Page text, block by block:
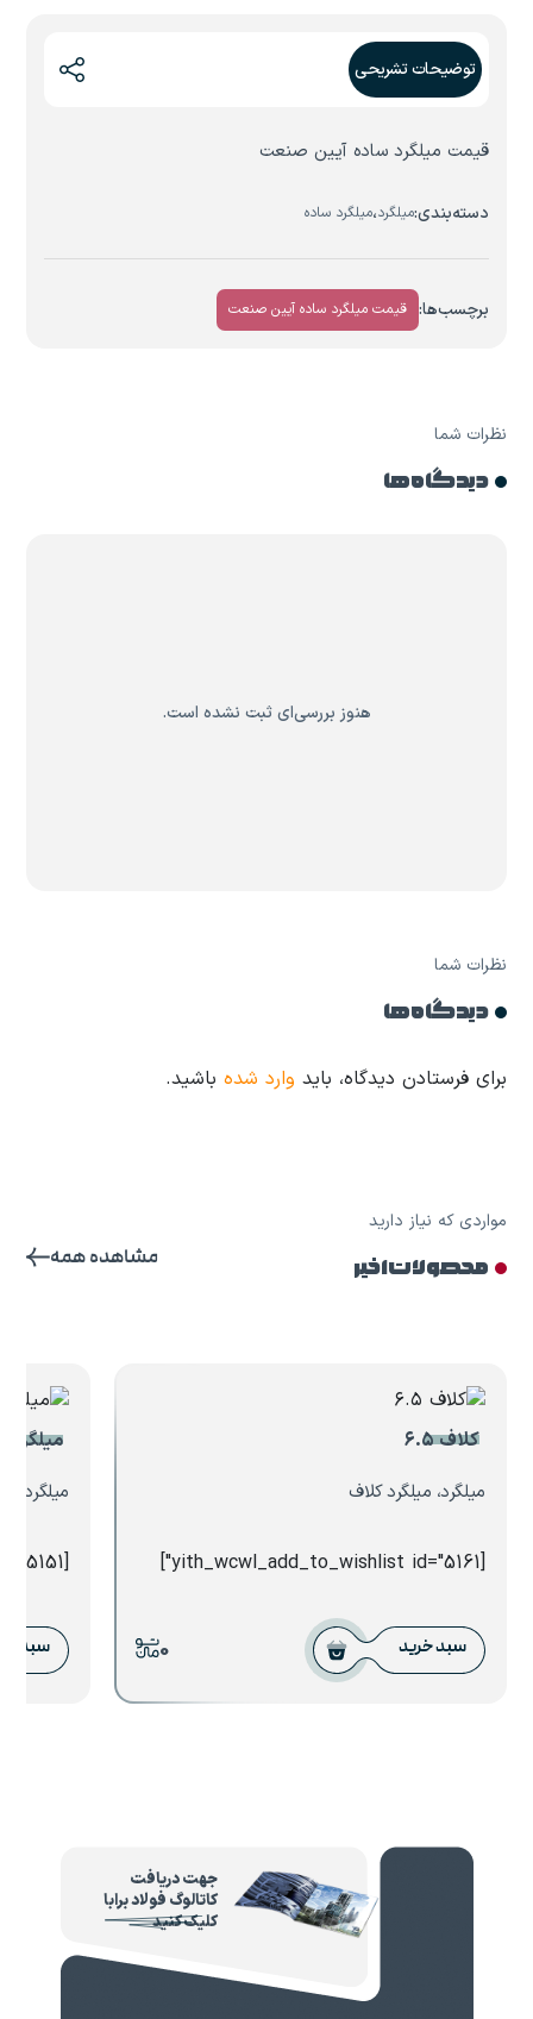
توضیحات تشریحی
قیمت میلگرد ساده آیین صنعت
دسته‌بندی:میلگرد،میلگرد ساده
برچسب‌ها: قیمت میلگرد ساده آیین صنعت
نظرات شما
دیدگاه ها
هنوز بررسی‌ای ثبت نشده است.
نظرات شما
دیدگاه ها
برای فرستادن دیدگاه، باید وارد شده باشید.
مواردی که نیاز دارید
محصولات اخیر مشاهده همه
کلاف ۶.۵
میلگرد، میلگرد کلاف
[yith_wcwl_add_to_wishlist id="5161"]
سبد خرید 0
میلگرد
میلگرد،
[yith_wcwl_add_to_wishlist id="5151"]
سبد
جهت دریافت
کاتالوگ فولاد برابا
کلیک کنید